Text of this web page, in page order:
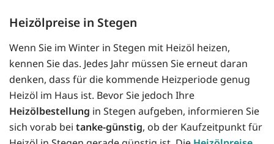
Heizölpreise in Stegen
Wenn Sie im Winter in Stegen mit Heizöl heizen,
kennen Sie das. Jedes Jahr müssen Sie erneut daran
denken, dass für die kommende Heizperiode genug
Heizöl im Haus ist. Bevor Sie jedoch Ihre
Heizölbestellung in Stegen aufgeben, informieren Sie
sich vorab bei tanke-günstig, ob der Kaufzeitpunkt für